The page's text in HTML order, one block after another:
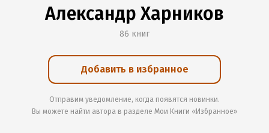
Александр Харников
86 книг
Добавить в избранное
Отправим уведомление, когда появятся новинки.
Вы можете найти автора в разделе Мои Книги «Избранное»